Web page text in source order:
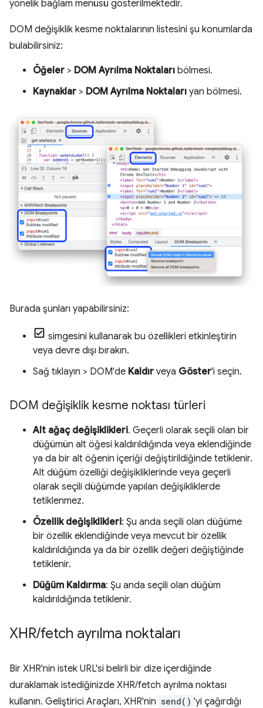
yönelik bağlam menüsü gösterilmektedir.
DOM değişiklik kesme noktalarının listesini şu konumlarda
bulabilirsiniz:
Öğeler > DOM Ayrılma Noktaları bölmesi.
Kaynaklar > DOM Ayrılma Noktaları yan bölmesi.
Burada şunları yapabilirsiniz:
simgesini kullanarak bu özellikleri etkinleştirin
veya devre dışı bırakın.
Sağ tıklayın > DOM'de Kaldır veya Göster'i seçin.
DOM değişiklik kesme noktası türleri
Alt ağaç değişiklikleri. Geçerli olarak seçili olan bir
düğümün alt öğesi kaldırıldığında veya eklendiğinde
ya da bir alt öğenin içeriği değiştirildiğinde tetiklenir.
Alt düğüm özelliği değişikliklerinde veya geçerli
olarak seçili düğümde yapılan değişikliklerde
tetiklenmez.
Özellik değişiklikleri: Şu anda seçili olan düğüme
bir özellik eklendiğinde veya mevcut bir özellik
kaldırıldığında ya da bir özellik değeri değiştiğinde
tetiklenir.
Düğüm Kaldırma: Şu anda seçili olan düğüm
kaldırıldığında tetiklenir.
XHR/fetch ayrılma noktaları
Bir XHR'nin istek URL'si belirli bir dize içerdiğinde
duraklamak istediğinizde XHR/fetch ayrılma noktası
kullanın. Geliştirici Araçları, XHR'nin send() 'yi çağırdığı